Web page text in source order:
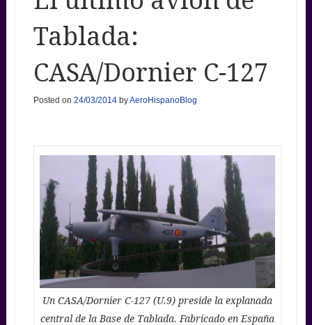
Tablada:
CASA/Dornier C-127
Posted on 24/03/2014byAeroHispanoBlog
Un CASA/Dornier C-127 (U.9) preside la explanada
central de la Base de Tablada. Fabricado en España